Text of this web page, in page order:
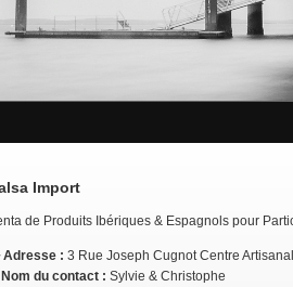
Import
de Produits Ibériques & Espagnols pour
Adresse : 3 Rue Joseph Cugnot Centre
Nom du contact : Sylvie & Christophe